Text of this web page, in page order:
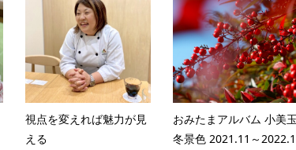
視点を変えれば魅力が見
える
おみたまアルバム 小美玉
冬景色 2021.11～2022.1